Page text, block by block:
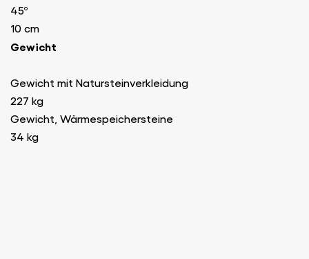
45º
10 cm
Gewicht
Gewicht mit Natursteinverkleidung
227 kg
Gewicht, Wärmespeichersteine
34 kg